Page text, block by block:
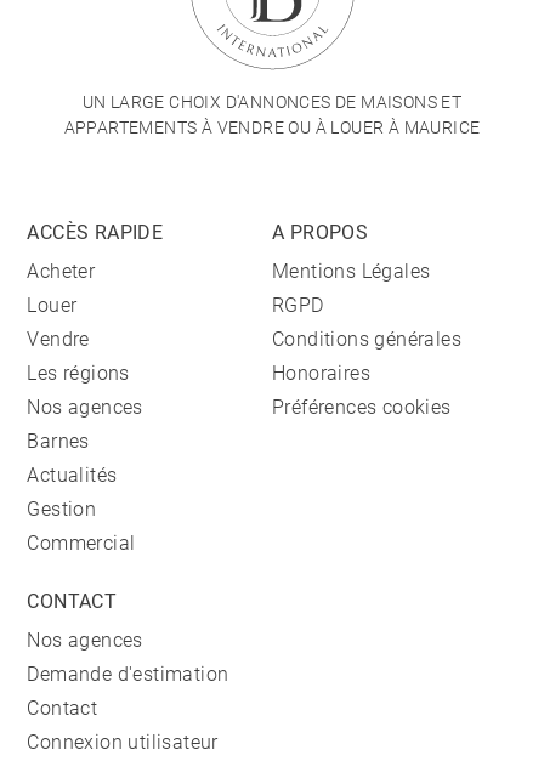
UN LARGE CHOIX D'ANNONCES DE MAISONS ET
APPARTEMENTS À VENDRE OU À LOUER À MAURICE
ACCÈS RAPIDE
Acheter
Louer
Vendre
Les régions
Nos agences
Barnes
Actualités
Gestion
Commercial
A PROPOS
Mentions Légales
RGPD
Conditions générales
Honoraires
Préférences cookies
CONTACT
Nos agences
Demande d'estimation
Contact
Connexion utilisateur